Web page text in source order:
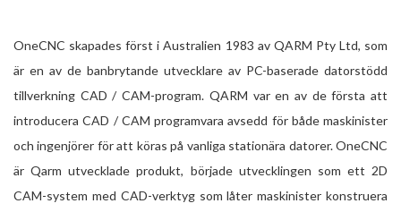
OneCNC skapades först i Australien 1983 av QARM Pty Ltd, som
är en av de banbrytande utvecklare av PC-baserade datorstödd
tillverkning CAD / CAM-program. QARM var en av de första att
introducera CAD / CAM programvara avsedd för både maskinister
och ingenjörer för att köras på vanliga stationära datorer. OneCNC
är Qarm utvecklade produkt, började utvecklingen som ett 2D
CAM-system med CAD-verktyg som låter maskinister konstruera